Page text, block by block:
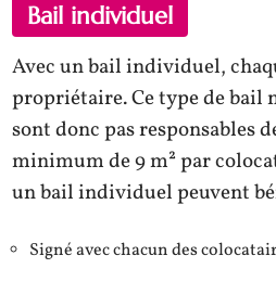
Bail individuel
Avec un bail individuel,
propriétaire. Ce type de bail
sont donc pas responsables
minimum de 9 m² par
un bail individuel peuvent
Signé avec chacun des